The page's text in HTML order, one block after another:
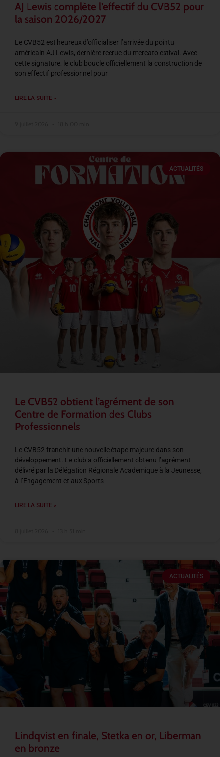
AJ Lewis complète l’effectif du CVB52 pour
la saison 2026/2027
Le CVB52 est heureux d’officialiser l’arrivée du pointu
américain AJ Lewis, dernière recrue du mercato estival. Avec
cette signature, le club boucle officiellement la construction de
son effectif professionnel pour
LIRE LA SUITE »
ACTUALITÉS
Le CVB52 obtient l’agrément de son
Centre de Formation des Clubs
Professionnels
Le CVB52 franchit une nouvelle étape majeure dans son
développement. Le club a officiellement obtenu l’agrément
délivré par la Délégation Régionale Académique à la Jeunesse,
à l’Engagement et aux Sports
LIRE LA SUITE »
ACTUALITÉS
Lindqvist en finale, Stetka en or, Liberman
en bronze